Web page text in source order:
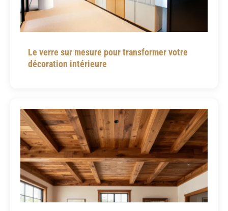
Le verre sur mesure pour transformer votre
décoration intérieure